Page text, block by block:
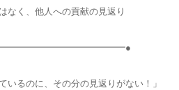
、他人への貢献の見返り
いるのに、その分の見返りがない！」